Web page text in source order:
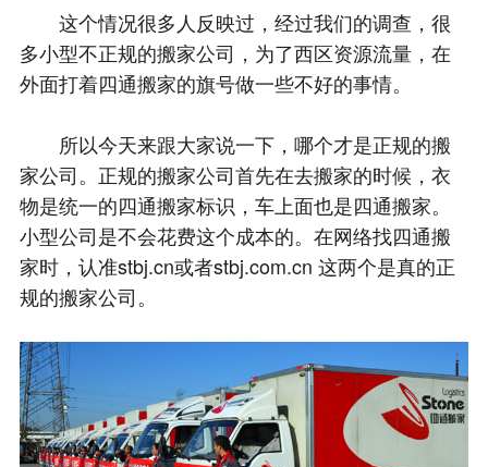
这个情况很多人反映过，经过我们的调查，很
多小型不正规的搬家公司，为了西区资源流量，在
外面打着四通搬家的旗号做一些不好的事情。
所以今天来跟大家说一下，哪个才是正规的搬
家公司。正规的搬家公司首先在去搬家的时候，衣
物是统一的四通搬家标识，车上面也是四通搬家。
小型公司是不会花费这个成本的。在网络找四通搬
家时，认准stbj.cn或者stbj.com.cn 这两个是真的正
规的搬家公司。